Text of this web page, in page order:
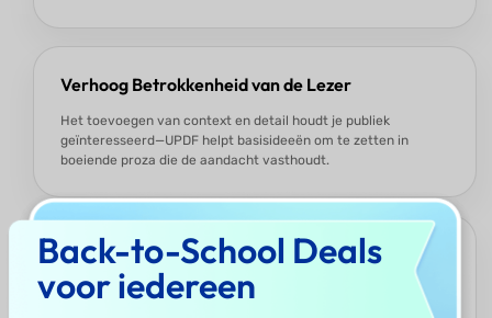
Verhoog Betrokkenheid van de Lezer
Het toevoegen van context en detail houdt je publiek
geïnteresseerd—UPDF helpt basisideeën om te zetten in
boeiende proza die de aandacht vasthoudt.
Meer dan alleen AI Sentence Expander
UPDF AI is niet beperkt tot zinnen—het maakt deel uit van een
volledige AI-schrijfset. Je kunt ook proeflezen, herschrijven,
Back-to-School Deals
voor iedereen